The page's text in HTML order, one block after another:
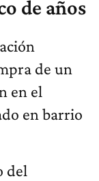
de años
de un
en el
en barrio
del